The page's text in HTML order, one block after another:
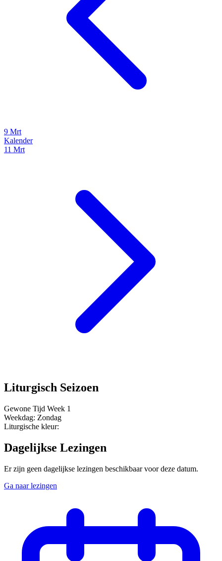
9 Mrt
Kalender
11 Mrt
Liturgisch Seizoen
Gewone Tijd Week 1
Weekdag: Zondag
Liturgische kleur:
Dagelijkse Lezingen
Er zijn geen dagelijkse lezingen beschikbaar voor deze datum.
Ga naar lezingen